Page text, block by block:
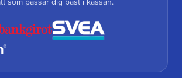
som passar dig bäst i kassan.